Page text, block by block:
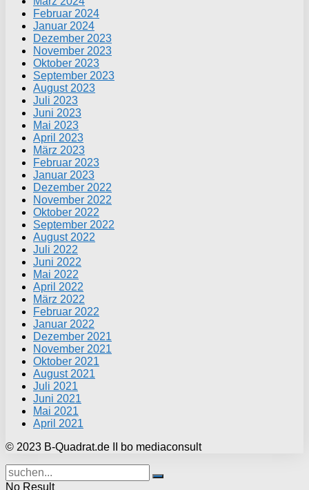
Februar 2024
Januar 2024
Dezember 2023
November 2023
Oktober 2023
September 2023
August 2023
Juli 2023
Juni 2023
Mai 2023
April 2023
März 2023
Februar 2023
Januar 2023
Dezember 2022
November 2022
Oktober 2022
September 2022
August 2022
Juli 2022
Juni 2022
Mai 2022
April 2022
März 2022
Februar 2022
Januar 2022
Dezember 2021
November 2021
Oktober 2021
August 2021
Juli 2021
Juni 2021
Mai 2021
April 2021
© 2023 B-Quadrat.de II bo mediaconsult
No Result